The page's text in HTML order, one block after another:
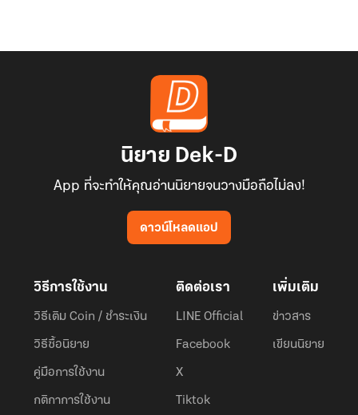
นิยาย Dek-D
App ที่จะทำให้คุณอ่านนิยายจนวางมือถือไม่ลง!
ดาวน์โหลดแอป
วิธีการใช้งาน
วิธีเติม Coin / ชำระเงิน
วิธีซื้อนิยาย
คู่มือการใช้งาน
กติกาการใช้งาน
ติดต่อเรา
LINE Official
Facebook
X
Tiktok
เพิ่มเติม
ข่าวสาร
เขียนนิยาย